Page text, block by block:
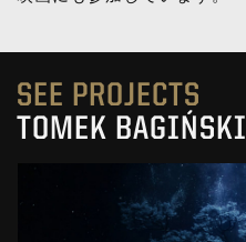
SEE PROJECTS
TOMEK BAGIŃSKI